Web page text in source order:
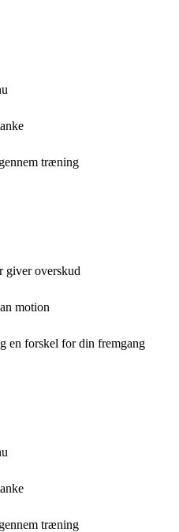
træning
giver overskud
motion
en forskel for din fremgang
træning